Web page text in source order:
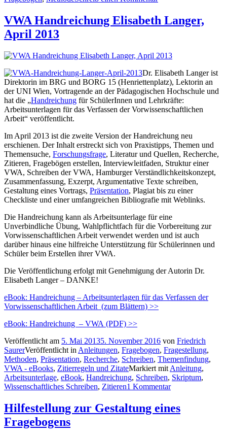
VWA Handreichung Elisabeth Langer,
April 2013
Dr. Elisabeth Langer ist
Direktorin im BRG und BORG 15 (Henriettenplatz), Lektorin an
der UNI Wien, Vortragende an der Pädagogischen Hochschule und
hat die „Handreichung für SchülerInnen und Lehrkräfte:
Arbeitsunterlagen für das Verfassen der Vorwissenschaftlichen
Arbeit“ veröffentlicht.
Im April 2013 ist die zweite Version der Handreichung neu
erschienen. Der Inhalt erstreckt sich von Praxistipps, Themen und
Themensuche, Forschungsfrage, Literatur und Quellen, Recherche,
Zitieren, Fragebögen erstellen, Interviewleitfaden, Struktur einer
VWA, Schreiben der VWA, Hamburger Verständlichkeitskonzept,
Zusammenfassung, Exzerpt, Argumentative Texte schreiben,
Gestaltung eines Vortrags, Präsentation, Plagiat bis zu einer
Checkliste und einer umfangreichen Bibliografie mit Weblinks.
Die Handreichung kann als Arbeitsunterlage für eine
Unverbindliche Übung, Wahlpflichtfach für die Vorbereitung zur
Vorwissenschaftlichen Arbeit verwendet werden und ist auch
darüber hinaus eine hilfreiche Unterstützung für Schülerinnen und
Schüler beim Erstellen ihrer VWA.
Die Veröffentlichung erfolgt mit Genehmigung der Autorin Dr.
Elisabeth Langer – DANKE!
eBook: Handreichung – Arbeitsunterlagen für das Verfassen der
Vorwissenschaftlichen Arbeit (zum Blättern) >>
eBook: Handreichung – VWA (PDF) >>
Veröffentlicht am 5. Mai 20135. November 2016 von Friedrich
SaurerVeröffentlicht in Anleitungen, Fragebogen, Fragestellung,
Methoden, Präsentation, Recherche, Schreiben, Themenfindung,
VWA - eBooks, Zitierregeln und ZitateMarkiert mit Anleitung,
Arbeitsunterlage, eBook, Handreichung, Schreiben, Skriptum,
Wissenschaftliches Schreiben, Zitieren1 Kommentar
Hilfestellung zur Gestaltung eines
Fragebogens